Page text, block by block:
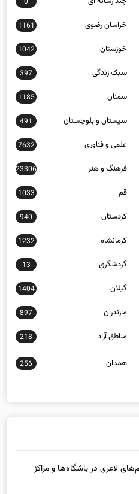
خراسان رضوی 1161
خوزستان 1042
سبک زندگی 397
سمنان 1185
سیستان و بلوچستان 491
علمی و فناوری 7632
فرهنگ و هنر 23306
قم 1033
کردستان 940
کرمانشاه 1232
گردشگری 13
گیلان 1404
مازندران 897
مناطق آزاد 218
256
لاغری در باشگاه‌ها و مراکز